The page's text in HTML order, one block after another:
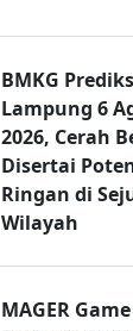
BMKG
Lampung 6
2026, Cerah
Disertai
Ringan di
Wilayah
MAGER